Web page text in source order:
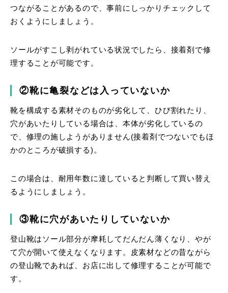
つながることがあるので、事前にしっかりチェックして
おくようにしましょう。
ソールがすこし剥がれている状況でしたら、接着剤で修
理することが可能です。
②靴に亀裂などは入っていないか
靴を構成する素材そのものが劣化して、ひび割れたり、
穴があいたりしている場合は、本体が劣化しているの
で、修理の施しようがありません(接着剤でつないでもほ
かのところが破損する)。
この場合は、耐用年数に達していると判断して買い替え
るようにしましょう。
③靴に穴があいたりしていないか
登山靴はソール部分が摩耗してだんだん薄くなり、やが
て穴が開いて使えなくなります。皮素材などの昔ながら
の登山靴であれば、お店に出して修理することが可能で
す。